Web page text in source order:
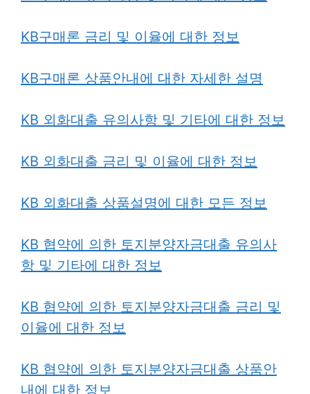
KB구매론 금리 및 이율에 대한 정보
KB구매론 상품안내에 대한 자세한 설명
KB 외화대출 유의사항 및 기타에 대한 정보
KB 외화대출 금리 및 이율에 대한 정보
KB 외화대출 상품설명에 대한 모든 정보
KB 협약에 의한 토지분양자금대출 유의사
항 및 기타에 대한 정보
KB 협약에 의한 토지분양자금대출 금리 및
이율에 대한 정보
KB 협약에 의한 토지분양자금대출 상품안
내에 대한 정보